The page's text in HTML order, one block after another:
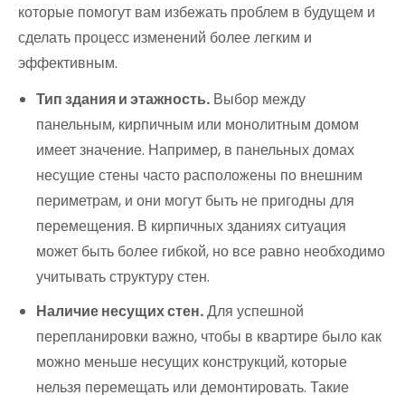
которые помогут вам избежать проблем в будущем и
сделать процесс изменений более легким и
эффективным.
Тип здания и этажность. Выбор между
панельным, кирпичным или монолитным домом
имеет значение. Например, в панельных домах
несущие стены часто расположены по внешним
периметрам, и они могут быть не пригодны для
перемещения. В кирпичных зданиях ситуация
может быть более гибкой, но все равно необходимо
учитывать структуру стен.
Наличие несущих стен.Для успешной
перепланировки важно, чтобы в квартире было как
можно меньше несущих конструкций, которые
нельзя перемещать или демонтировать. Такие